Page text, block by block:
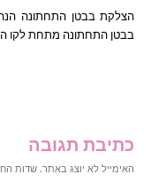
הצלקת בבטן התחתונה
בבטן התחתונה מתחת לקו
כתיבת תגובה
האימייל לא יוצג באתר. שדות